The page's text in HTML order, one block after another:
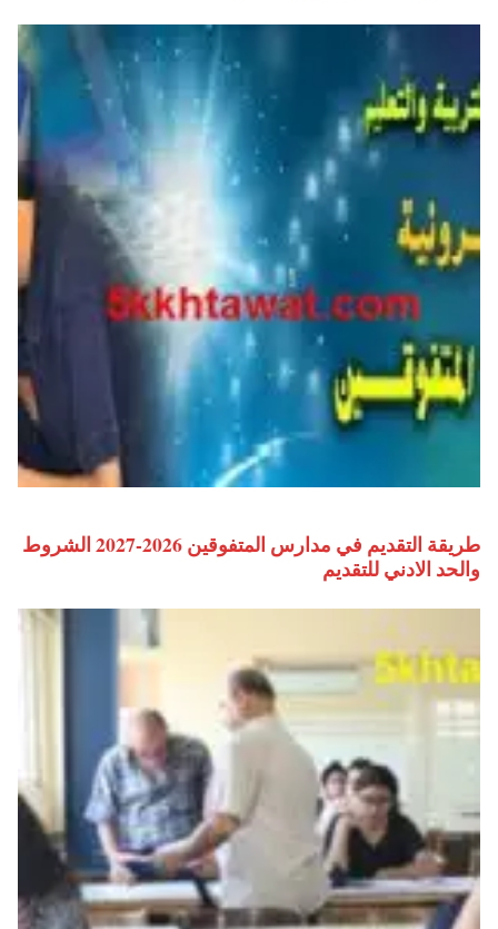
طريقة التقديم في مدارس المتفوقين 2026-2027 الشروط
والحد الادني للتقديم